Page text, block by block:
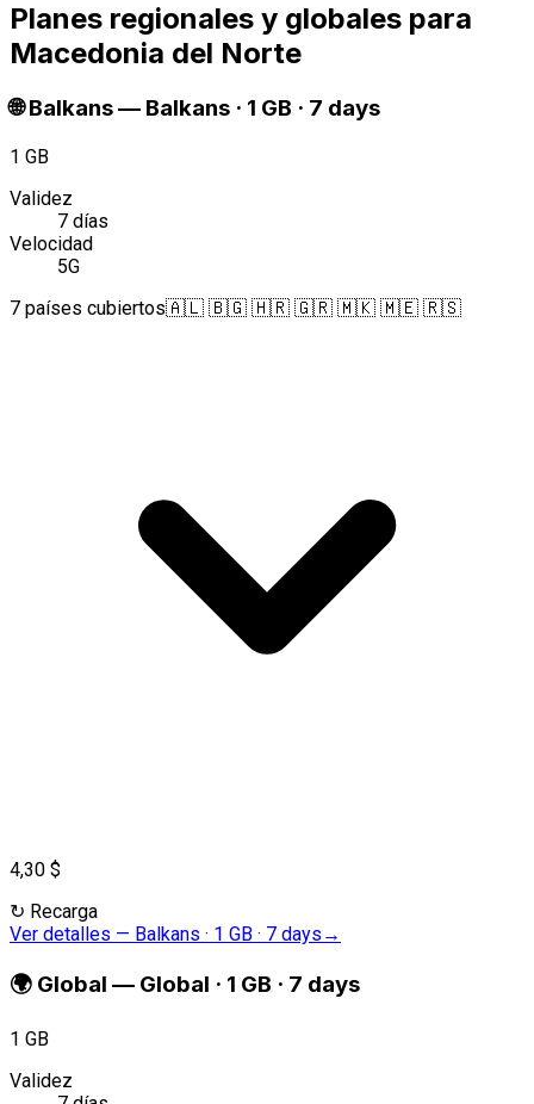
Planes regionales y globales para
Macedonia del Norte
🌐 Balkans— Balkans · 1 GB · 7 days
1 GB
Validez
7 días
Velocidad
5G
7 países cubiertos🇦🇱 🇧🇬 🇭🇷 🇬🇷 🇲🇰 🇲🇪 🇷🇸
4,30 $
↻ Recarga
Ver detalles — Balkans · 1 GB · 7 days →
🌍 Global — Global · 1 GB · 7 days
1 GB
Validez